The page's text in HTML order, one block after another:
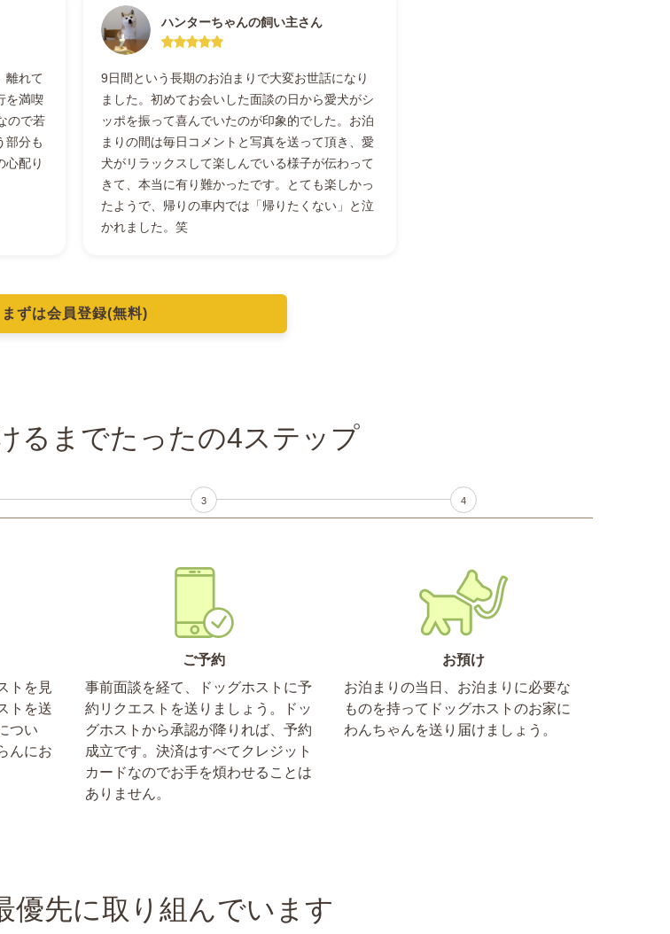
離れて
を満喫
ので若
部分も
心配り
ハンターちゃんの飼い主さん
9日間という長期のお泊まりで大変お世話になり
ました。初めてお会いした面談の日から愛犬がシ
ッポを振って喜んでいたのが印象的でした。お泊
まりの間は毎日コメントと写真を送って頂き、愛
犬がリラックスして楽しんでいる様子が伝わって
きて、本当に有り難かったです。とても楽しかっ
たようで、帰りの車内では「帰りたくない」と泣
かれました。笑
まずは会員登録(無料)
るまでたったの4ステップ
3 4
トを見
トを送
つい
んにお
ご予約
事前面談を経て、ドッグホストに予
約リクエストを送りましょう。ドッ
グホストから承認が降りれば、予約
成立です。決済はすべてクレジット
カードなのでお手を煩わせることは
ありません。
お預け
お泊まりの当日、お泊まりに必要な
ものを持ってドッグホストのお家に
わんちゃんを送り届けましょう。
優先に取り組んでいます